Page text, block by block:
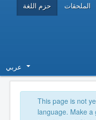
الملحقات حزم اللغة
عربي
This page is not
language. Make